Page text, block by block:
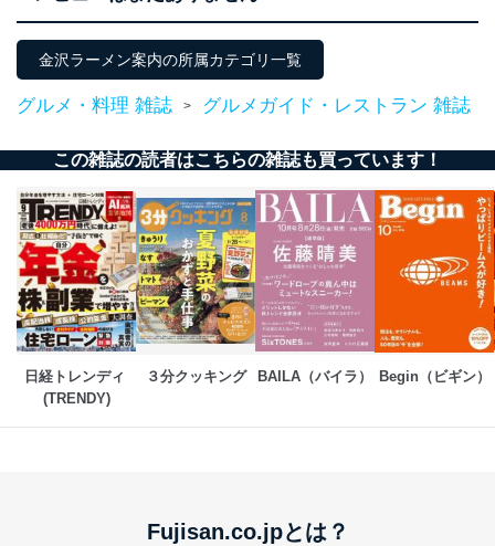
金沢ラーメン案内の所属カテゴリ一覧
グルメ・料理 雑誌 > グルメガイド・レストラン 雑誌
この雑誌の読者はこちらの雑誌も買っています！
日経トレンディ
(TRENDY)
３分クッキング BAILA（バイラ） Begin（ビギン）
Fujisan.co.jpとは？